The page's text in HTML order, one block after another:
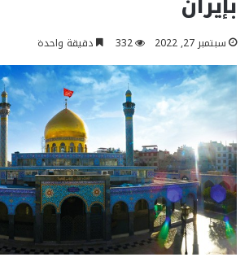
سبتمبر 27, 2022 332 دقيقة واحدة